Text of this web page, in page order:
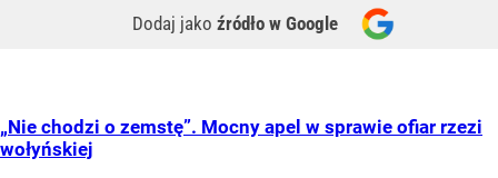
Dodaj jako źródło w Google
„Nie chodzi o zemstę”. Mocny apel w sprawie ofiar rzezi
wołyńskiej